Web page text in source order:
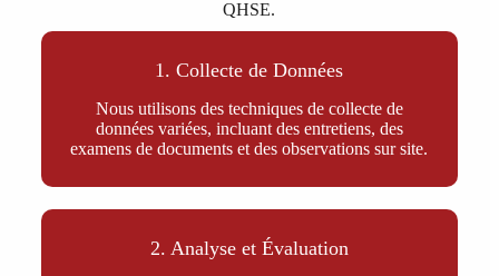
QHSE.
1. Collecte de Données
Nous utilisons des techniques de collecte de
données variées, incluant des entretiens, des
examens de documents et des observations sur site.
2. Analyse et Évaluation